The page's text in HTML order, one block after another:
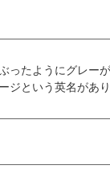
ったようにグレー
ジという英名があり